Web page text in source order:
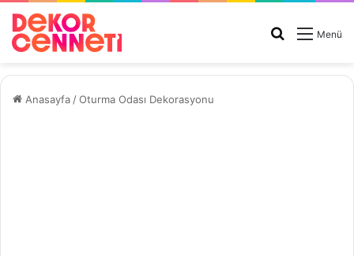
Menü
Arama
...
Anasayfa /Oturma Odası Dekorasyonu